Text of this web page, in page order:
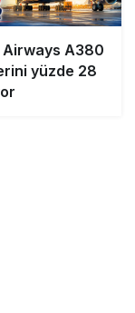
A380
yüzde 28